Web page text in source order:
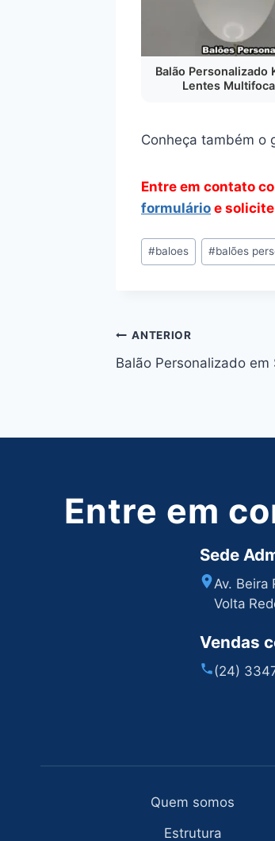
Balão Personalizado
Lentes
Conheça também o
Entre em contato
formulário e
Tags
do
#baloes #balões
Navegação
de
ANTERIOR
Balão Personalizado em
Entre em
Sede
Av. Beira
Volta
Vendas
(24)
Quem somos
Estrutura